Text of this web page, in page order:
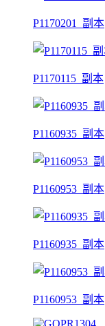
P1170201_副本
P1170115_副本
P1160935_副本
P1160953_副本
P1160935_副本
P1160953_副本